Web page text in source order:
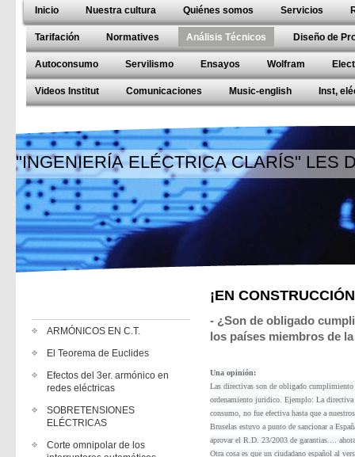
Inicio Nuestra cultura Quiénes somos Servicios
Tarifación Normatives Análisis Técnicos Diseño de
Autoconsumo Servilismo Ensayos Wolfram
Videos Institut Comunicaciones Music-english Inst,
"INGENIERÍA ELÉCTRICA CLARÍS" LES
ARMÓNICOS EN C.T.
El Teorema de Euclides
Efectos del 3er. armónico en
redes eléctricas
SOBRETENSIONES
ELÉCTRICAS
Corte omnipolar de los
¡EN
- ¿Son de obligado
los países miembros de
Una opinión:
Las directivas son de obligado
ordenamiento juridico. Ejemplo: La
consumo, no fue efectiva hasta que a
Bruselas estuvo a punto de sancionar a
aprovar el R.D. 23/2003 de garantias....
Otra cosa es que un ciudadano español al